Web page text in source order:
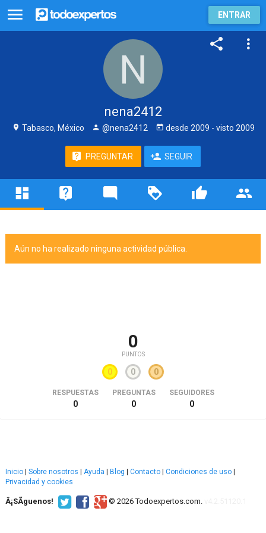
ENTRAR
nena2412
Tabasco, México @nena2412 desde 2009 - visto 2009
PREGUNTAR SEGUIR
Aún no ha realizado ninguna actividad pública.
0
PUNTOS
0 0 0
RESPUESTAS
0
PREGUNTAS
0
SEGUIDORES
0
Inicio Sobre nosotros Ayuda Blog Contacto Condiciones de uso
Privacidad y cookies
Â¡SÃ­guenos! © 2026 Todoexpertos.com.